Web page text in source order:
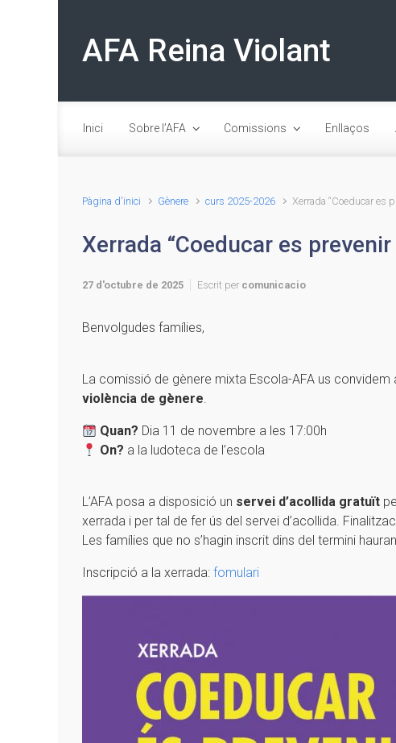
AFA Reina Violant
Inici Sobre l’AFA Comissions Enllaços
Pàgina d'inici Gènere curs 2025-2026 Xerrada “Coeducar es
Xerrada “Coeducar es
27 d'octubre de 2025 Escrit per comunicacio
Benvolgudes famílies,
La comissió de gènere mixta Escola-AFA us convidem
violència de gènere.
Quan? Dia 11 de novembre a les 17:00h
On? a la ludoteca de l’escola
L’AFA posa a disposició un servei d’acollida gratuït
xerrada i per tal de fer ús del servei d’acollida.
Les famílies que no s’hagin inscrit dins del termini
Inscripció a la xerrada: fomulari